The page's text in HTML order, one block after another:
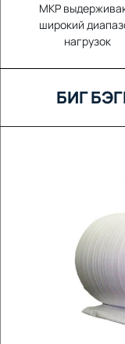
МКР
широкий
нагрузок
БИГ